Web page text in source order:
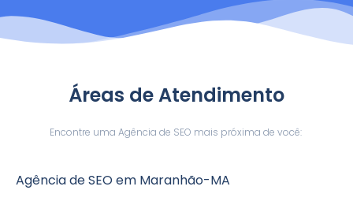
Áreas de Atendimento
Encontre uma Agência de SEO mais próxima de você:
Agência de SEO em Maranhão-MA